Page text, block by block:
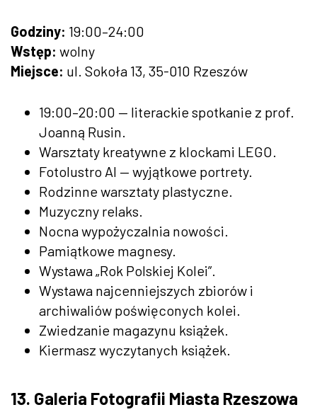
Godziny: 19:00–24:00
Wstęp: wolny
Miejsce: ul. Sokoła 13, 35-010 Rzeszów
19:00–20:00 — literackie spotkanie z prof.
Joanną Rusin.
Warsztaty kreatywne z klockami LEGO.
Fotolustro AI — wyjątkowe portrety.
Rodzinne warsztaty plastyczne.
Muzyczny relaks.
Nocna wypożyczalnia nowości.
Pamiątkowe magnesy.
Wystawa „Rok Polskiej Kolei”.
Wystawa najcenniejszych zbiorów i
archiwaliów poświęconych kolei.
Zwiedzanie magazynu książek.
Kiermasz wyczytanych książek.
13. Galeria Fotografii Miasta Rzeszowa